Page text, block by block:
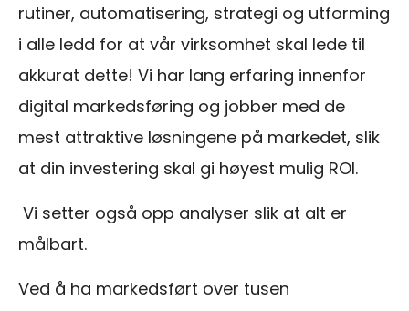
rutiner, automatisering, strategi og utforming
i alle ledd for at vår virksomhet skal lede til
akkurat dette! Vi har lang erfaring innenfor
digital markedsføring og jobber med de
mest attraktive løsningene på markedet, slik
at din investering skal gi høyest mulig ROI.
Vi setter også opp analyser slik at alt er
målbart.
Ved å ha markedsført over tusen